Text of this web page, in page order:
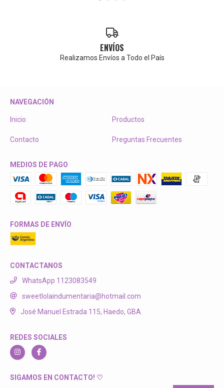
ENVÍOS
Realizamos Envíos a Todo el País
NAVEGACIÓN
Inicio Productos
Contacto Preguntas Frecuentes
MEDIOS DE PAGO
FORMAS DE ENVÍO
CONTACTANOS
WhatsApp 1123083549
sweetlolaindumentaria@hotmail.com
José Manuel Estrada 115, Haedo, GBA.
REDES SOCIALES
SIGAMOS EN CONTACTO! ♡